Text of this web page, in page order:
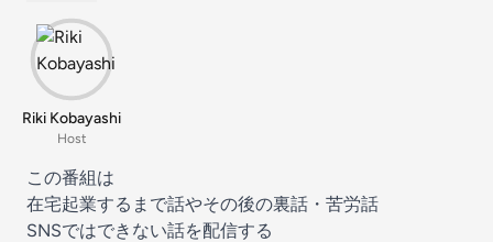
Riki Kobayashi
Host
この番組は
在宅起業するまで話やその後の裏話・苦労話
SNSではできない話を配信する